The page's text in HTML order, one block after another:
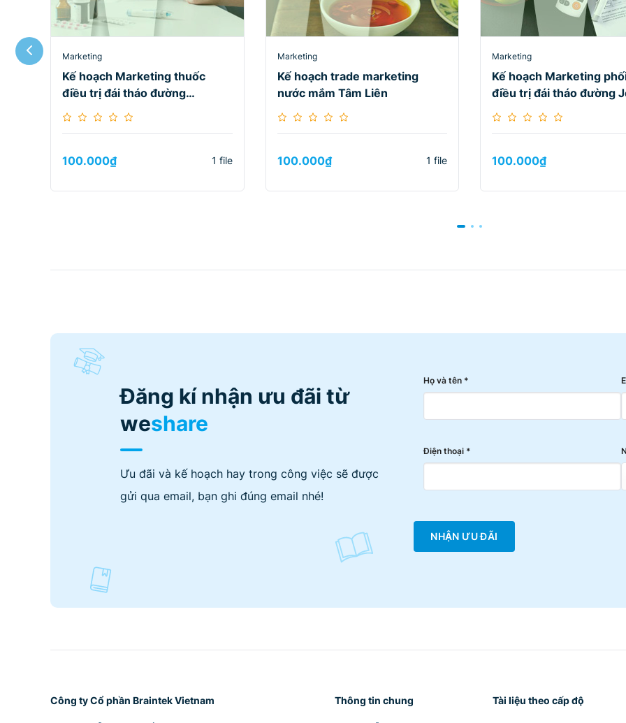
Marketing
Kế hoạch Marketing thuốc
điều trị đái tháo đường
Janedance
100.000₫ 1 file
Marketing
Kế hoạch trade marketing
nước mắm Tâm Liên
100.000₫ 1 file
Marketing
Kế hoạch Marketing
điều trị đái tháo đường
Duo
100.000₫
Đăng kí nhận ưu đãi từ
weshare
Ưu đãi và kế hoạch hay trong công việc sẽ được
gửi qua email, bạn ghi đúng email nhé!
Họ và tên *
Điện thoại *
NHẬN ƯU ĐÃI
Công ty Cổ phần Braintek Vietnam Thông tin chung Tài liệu theo cấp độ